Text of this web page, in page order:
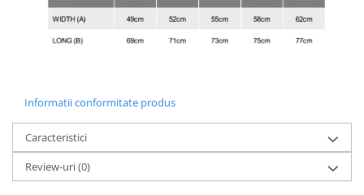
Informatii conformitate produs
Caracteristici
Review-uri(0)